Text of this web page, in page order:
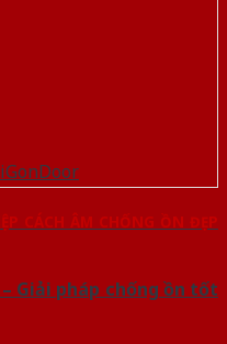
CÁCH ÂM CHỐNG ỒN ĐẸP
Giải pháp chống ồn tốt